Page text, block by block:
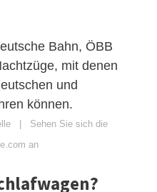
Bahn, ÖBB
mit denen
und
können.
Sehen Sie sich die
an